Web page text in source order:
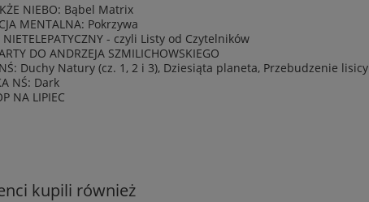
NIEBO: Bąbel Matrix
MEN­TALNA: Pokrzywa
NIETELEPATY­CZNY - czyli Listy od Czytel­ników
DO ANDRZEJA SZMILI­CHOWSKIEGO
NŚ: Duchy Natury (cz. 1, 2 i 3), Dziesiąta plan­eta, Prze­budze­nie lisicy
NŚ: Dark
NA LIPIEC
kupili również